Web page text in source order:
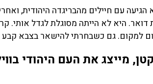
עם חיילים מהבריגדה היהודית,
דואר. היא לא הייתה מסוגלת לגדל
למקום. גם כשבחרתי להישאר בצבא קבע
מייצג את העם היהודי